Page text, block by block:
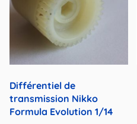
Différentiel de
transmission Nikko
Formula Evolution 1/14